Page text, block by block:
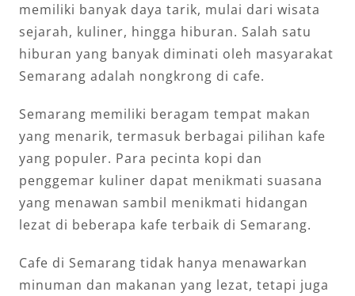
memiliki banyak daya tarik, mulai dari wisata
sejarah, kuliner, hingga hiburan. Salah satu
hiburan yang banyak diminati oleh masyarakat
Semarang adalah nongkrong di cafe.
Semarang memiliki beragam tempat makan
yang menarik, termasuk berbagai pilihan kafe
yang populer. Para pecinta kopi dan
penggemar kuliner dapat menikmati suasana
yang menawan sambil menikmati hidangan
lezat di beberapa kafe terbaik di Semarang.
Cafe di Semarang tidak hanya menawarkan
minuman dan makanan yang lezat, tetapi juga